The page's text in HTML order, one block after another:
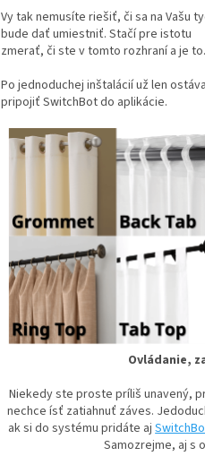
Vy tak nemusíte riešiť, či sa na Vašu
bude dať umiestniť. Stačí pre istotu
zmerať, či ste v tomto rozhraní a je to.
Po jednoduchej inštalácií už len ostáva
pripojiť SwitchBot do aplikácie.
Ovládanie,
Niekedy ste proste príliš unavený,
nechce ísť zatiahnuť záves.
ak si do systému pridáte aj
Samozrejme, aj s